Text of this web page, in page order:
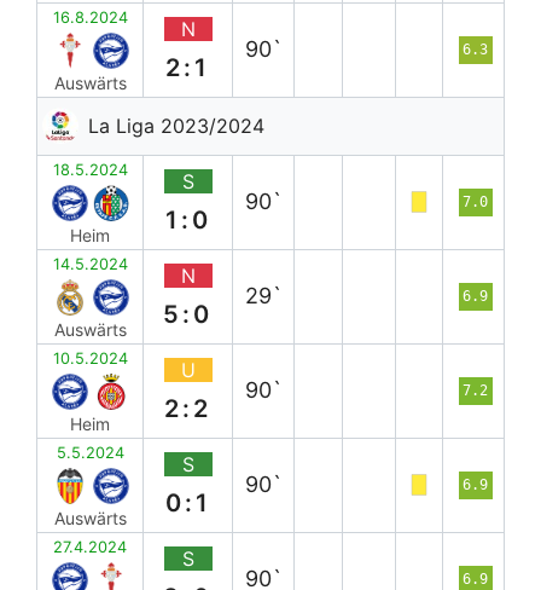
16.8.2024
Auswärts
N
2:1
90` 6.3
La Liga 2023/2024
18.5.2024
Heim
S
1:0
90` 7.0
14.5.2024
Auswärts
N
5:0
29` 6.9
10.5.2024
Heim
U
2:2
90` 7.2
5.5.2024
Auswärts
S
0:1
90` 6.9
27.4.2024 S
90` 6.9